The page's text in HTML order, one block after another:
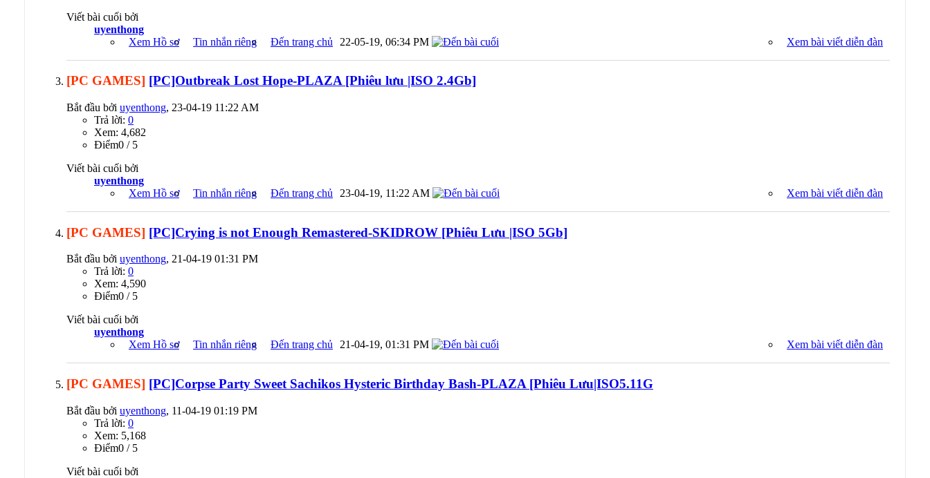
Viết bài cuối bởi
uyenthong
Xem Hồ sơ
Xem bài viết diễn đàn
Tin nhắn riêng Đến trang chủ 22-05-19, 06:34 PM
[PC GAMES] [PC]Outbreak Lost Hope-PLAZA [Phiêu lưu |ISO 2.4Gb]
Bắt đầu bởi uyenthong, 23-04-19 11:22 AM
Trả lời: 0
Xem: 4,682
Ðiểm0 / 5
Viết bài cuối bởi
uyenthong
Xem Hồ sơ
Xem bài viết diễn đàn
Tin nhắn riêng Đến trang chủ 23-04-19, 11:22 AM
[PC GAMES] [PC]Crying is not Enough Remastered-SKIDROW [Phiêu Lưu |ISO 5Gb]
Bắt đầu bởi uyenthong, 21-04-19 01:31 PM
Trả lời: 0
Xem: 4,590
Ðiểm0 / 5
Viết bài cuối bởi
uyenthong
Xem Hồ sơ
Xem bài viết diễn đàn
Tin nhắn riêng Đến trang chủ 21-04-19, 01:31 PM
[PC GAMES] [PC]Corpse Party Sweet Sachikos Hysteric Birthday Bash-PLAZA [Phiêu Lưu|ISO5.11G
Bắt đầu bởi uyenthong, 11-04-19 01:19 PM
Trả lời: 0
Xem: 5,168
Ðiểm0 / 5
Viết bài cuối bởi